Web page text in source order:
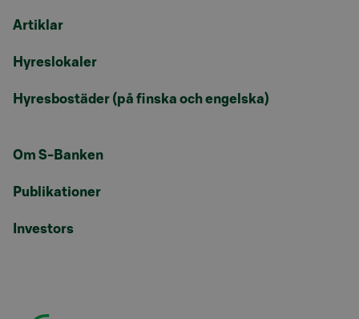
Artiklar
Hyreslokaler
Hyresbostäder (på finska och engelska)
Om S-Banken
Publikationer
Investors